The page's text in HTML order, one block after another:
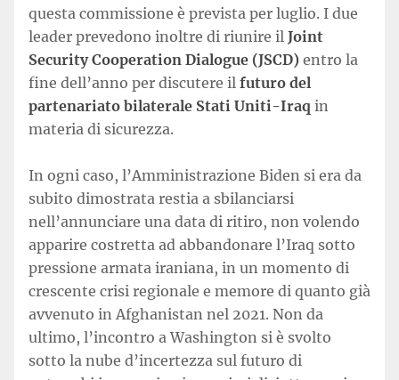
questa commissione è prevista per luglio. I due
leader prevedono inoltre di riunire il Joint
Security Cooperation Dialogue (JSCD) entro la
fine dell’anno per discutere il futuro del
partenariato bilaterale Stati Uniti-Iraq in
materia di sicurezza.
In ogni caso, l’Amministrazione Biden si era da
subito dimostrata restia a sbilanciarsi
nell’annunciare una data di ritiro, non volendo
apparire costretta ad abbandonare l’Iraq sotto
pressione armata iraniana, in un momento di
crescente crisi regionale e memore di quanto già
avvenuto in Afghanistan nel 2021. Non da
ultimo, l’incontro a Washington si è svolto
sotto la nube d’incertezza sul futuro di